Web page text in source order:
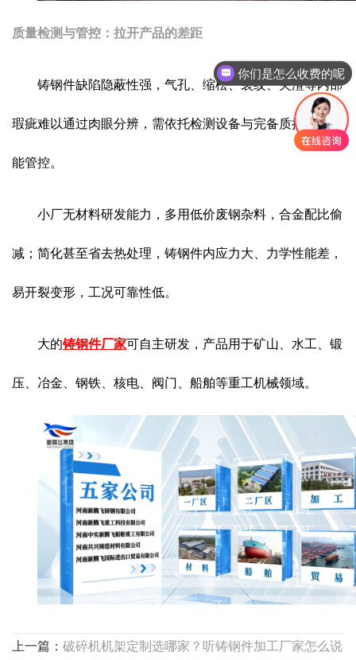
质量检测与管控：拉开产品的差距
铸钢件缺陷隐蔽性强，气孔、缩松、裂纹、夹渣等内部
瑕疵难以通过肉眼分辨，需依托检测设备与完备质控体系才
能管控。
小厂无材料研发能力，多用低价废钢杂料，合金配比偷
减；简化甚至省去热处理，铸钢件内应力大、力学性能差，
易开裂变形，工况可靠性低。
大的铸钢件厂家可自主研发，产品用于矿山、水工、锻
压、冶金、钢铁、核电、阀门、船舶等重工机械领域。
上一篇： 破碎机机架定制选哪家？听铸钢件加工厂家怎么说
你们是怎么收费的呢